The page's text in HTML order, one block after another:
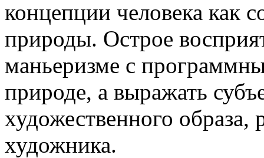
концепции человека как
природы. Острое
маньеризме с
природе, а выражать
художественного
художника.